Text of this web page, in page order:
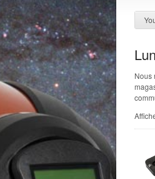
Nous